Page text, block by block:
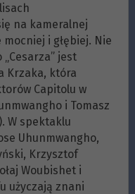
na kameralnej
i głębiej. Nie
jest
Krzaka, która
Capitolu w
i Tomasz
W spektaklu
Uhunmwangho,
Krzysztof
Woubishet i
użyczają znani